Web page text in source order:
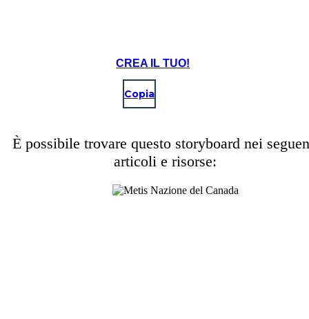
CREA IL TUO!
Copia
È possibile trovare questo storyboard nei
articoli e risorse: